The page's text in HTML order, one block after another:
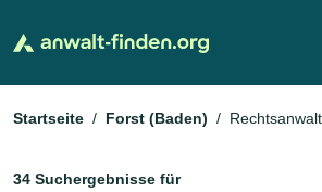
Startseite Forst (Baden) Rechtsanwalt
34 Suchergebnisse für